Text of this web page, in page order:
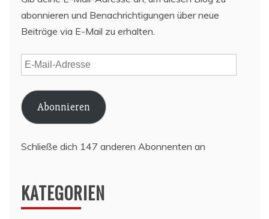
abonnieren und Benachrichtigungen über neue
Beiträge via E-Mail zu erhalten.
E-
Mail-
Adresse
Abonnieren
Schließe dich 147 anderen Abonnenten an
KATEGORIEN